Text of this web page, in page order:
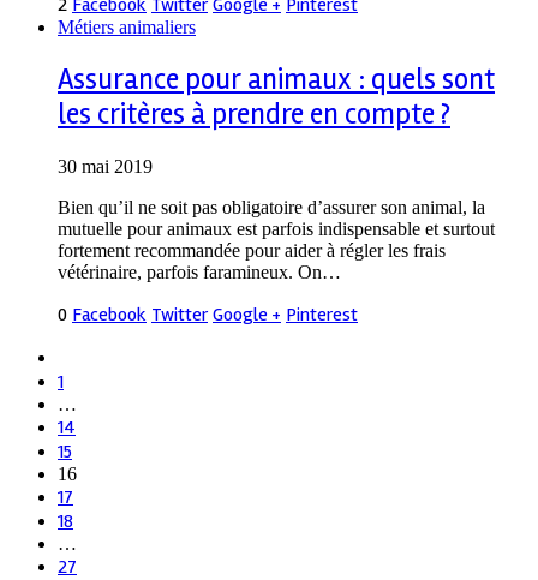
2 Facebook Twitter Google + Pinterest
Métiers animaliers
Assurance pour animaux : quels sont
les critères à prendre en compte ?
30 mai 2019
Bien qu’il ne soit pas obligatoire d’assurer son animal, la
mutuelle pour animaux est parfois indispensable et surtout
fortement recommandée pour aider à régler les frais
vétérinaire, parfois faramineux. On…
0 Facebook Twitter Google + Pinterest
1
…
14
15
16
17
18
…
27